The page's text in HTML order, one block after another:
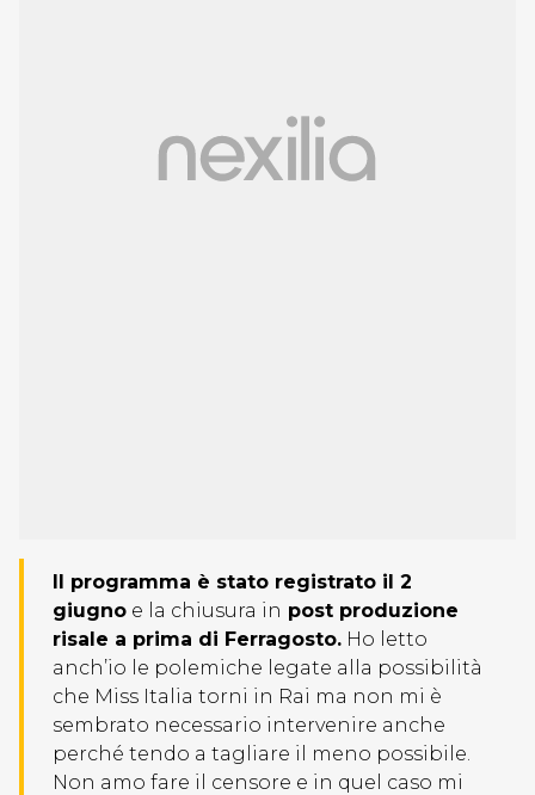
Il programma è stato registrato il 2
giugno e la chiusura in post produzione
risale a prima di Ferragosto. Ho letto
anch’io le polemiche legate alla possibilità
che Miss Italia torni in Rai ma non mi è
sembrato necessario intervenire anche
perché tendo a tagliare il meno possibile.
Non amo fare il censore e in quel caso mi